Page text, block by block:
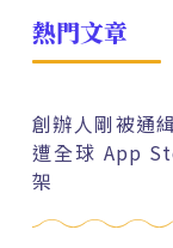
熱門文章
創辦人剛被通
遭全球 App
架